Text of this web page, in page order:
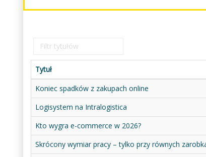
Filtr
tytułów
Tytuł
Koniec spadków z zakupach online
Logisystem na Intralogistica
Kto wygra e-commerce w 2026?
Skrócony wymiar pracy – tylko przy równych